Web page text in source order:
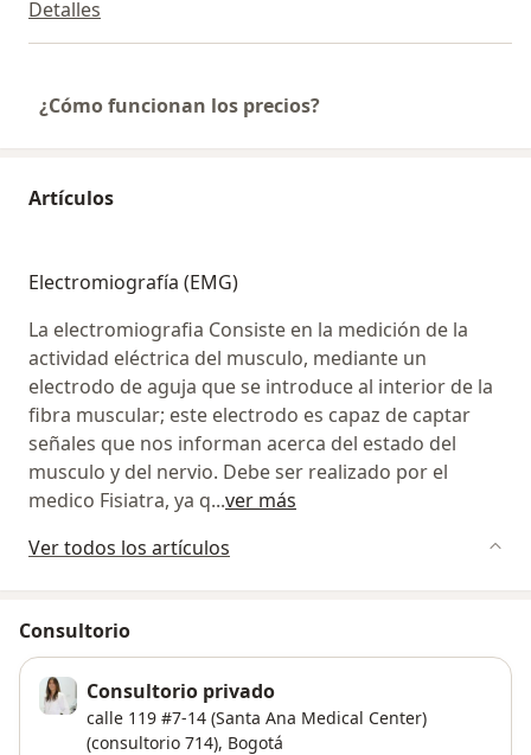
Detalles
¿Cómo funcionan los precios?
Artículos
Electromiografía (EMG)
La electromiografia Consiste en la medición de la
actividad eléctrica del musculo, mediante un
electrodo de aguja que se introduce al interior de la
fibra muscular; este electrodo es capaz de captar
señales que nos informan acerca del estado del
musculo y del nervio. Debe ser realizado por el
medico Fisiatra, ya q...ver más
Ver todos los artículos
Consultorio
Consultorio privado
calle 119 #7-14 (Santa Ana Medical Center)
(consultorio 714), Bogotá